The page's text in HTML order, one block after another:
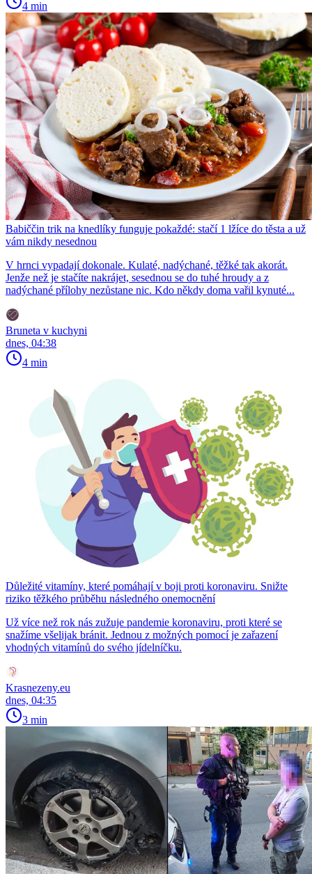
4 min
Babiččin trik na knedlíky funguje pokaždé: stačí 1 lžíce do těsta a už
vám nikdy nesednou
V hrnci vypadají dokonale. Kulaté, nadýchané, těžké tak akorát.
Jenže než je stačíte nakrájet, sesednou se do tuhé hroudy a z
nadýchané přílohy nezůstane nic. Kdo někdy doma vařil kynuté...
Bruneta v kuchyni
dnes, 04:38
4 min
Důležité vitamíny, které pomáhají v boji proti koronaviru. Snižte
riziko těžkého průběhu následného onemocnění
Už více než rok nás zužuje pandemie koronaviru, proti které se
snažíme všelijak bránit. Jednou z možných pomocí je zařazení
vhodných vitamínů do svého jídelníčku.
Krasnezeny.eu
dnes, 04:35
3 min